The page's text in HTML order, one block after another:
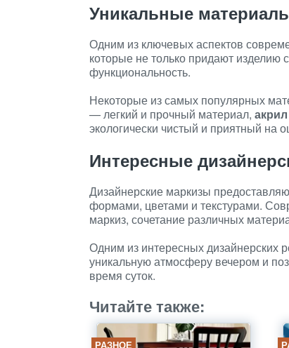
Уникальные
Одним из ключевых аспектов
которые не только придают изделию
функциональность.
Некоторые из самых популярных
— легкий и прочный материал, акрил
экологически чистый и приятный на
Интересные
Дизайнерские маркизы
формами, цветами и текстурами.
маркиз, сочетание различных
Одним из интересных дизайнерских
уникальную атмосферу вечером и
время суток.
Читайте также:
РАЗНОЕ